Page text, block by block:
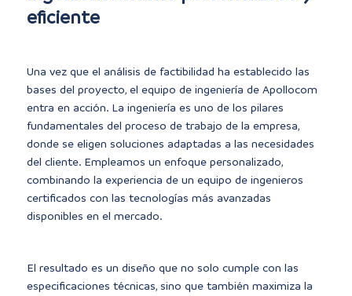
eficiente
Una vez que el análisis de factibilidad ha establecido las
bases del proyecto, el equipo de ingeniería de Apollocom
entra en acción. La ingeniería es uno de los pilares
fundamentales del proceso de trabajo de la empresa,
donde se eligen soluciones adaptadas a las necesidades
del cliente. Empleamos un enfoque personalizado,
combinando la experiencia de un equipo de ingenieros
certificados con las tecnologías más avanzadas
disponibles en el mercado.
El resultado es un diseño que no solo cumple con las
especificaciones técnicas, sino que también maximiza la